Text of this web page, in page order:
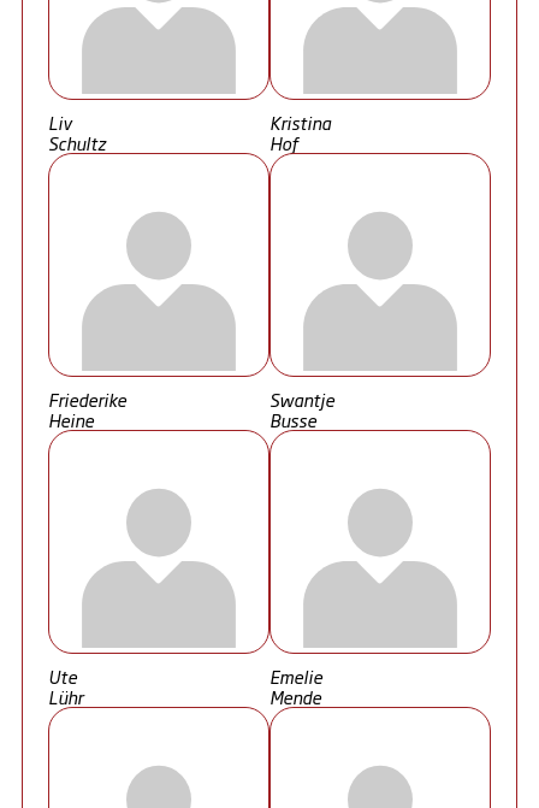
Liv
Schultz
Kristina
Hof
Friederike
Heine
Swantje
Busse
Ute
Lühr
Emelie
Mende